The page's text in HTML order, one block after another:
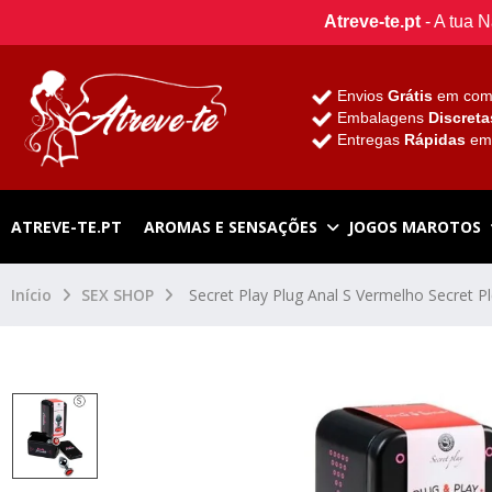
Atreve-te.pt- A tua
Envios Grátis em
Embalagens
Entregas Rápidas em
ATREVE-TE.PT AROMAS E SENSAÇÕES JOGOS MAROTOS
Início SEX SHOP Secret Play Plug Anal S Vermelho Secret